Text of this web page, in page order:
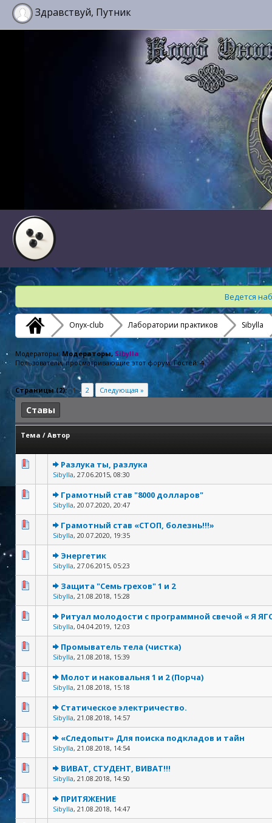
Здравствуй, Путник
Ведется
Onyx-club Лаборатории практиков Sibylla
Модераторы: Модераторы, Sibylla
Пользователи, просматривающие этот форум: Гостей: 4
Страницы (2): 1 2 Следующая »
Ставы
Тема / Автор
Разлука ты, разлука
Sibylla, 27.06.2015, 08:30
Грамотный став "8000 долларов"
Sibylla, 20.07.2020, 20:47
Грамотный став «СТОП, болезнь!!!»
Sibylla, 20.07.2020, 19:35
Энергетик
Sibylla, 27.06.2015, 05:23
Защита "Семь грехов" 1 и 2
Sibylla, 21.08.2018, 15:28
Ритуал молодости с программной свечой « Я
Sibylla, 04.04.2019, 12:03
Промыватель тела (чистка)
Sibylla, 21.08.2018, 15:39
Молот и наковальня 1 и 2 (Порча)
Sibylla, 21.08.2018, 15:18
Статическое электричество.
Sibylla, 21.08.2018, 14:57
«Следопыт» Для поиска подкладов и тайн
Sibylla, 21.08.2018, 14:54
ВИВАТ, СТУДЕНТ, ВИВАТ!!!
Sibylla, 21.08.2018, 14:50
ПРИТЯЖЕНИЕ
Sibylla, 21.08.2018, 14:47